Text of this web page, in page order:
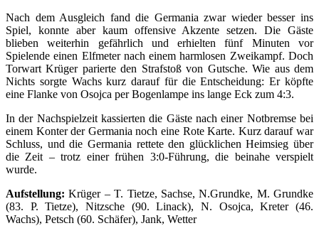
Nach dem Ausgleich fand die Germania zwar wieder besser ins
Spiel, konnte aber kaum offensive Akzente setzen. Die Gäste
blieben weiterhin gefährlich und erhielten fünf Minuten vor
Spielende einen Elfmeter nach einem harmlosen Zweikampf. Doch
Torwart Krüger parierte den Strafstoß von Gutsche. Wie aus dem
Nichts sorgte Wachs kurz darauf für die Entscheidung: Er köpfte
eine Flanke von Osojca per Bogenlampe ins lange Eck zum 4:3.
In der Nachspielzeit kassierten die Gäste nach einer Notbremse bei
einem Konter der Germania noch eine Rote Karte. Kurz darauf war
Schluss, und die Germania rettete den glücklichen Heimsieg über
die Zeit – trotz einer frühen 3:0-Führung, die beinahe verspielt
wurde.
Aufstellung: Krüger – T. Tietze, Sachse, N.Grundke, M. Grundke
(83. P. Tietze), Nitzsche (90. Linack), N. Osojca, Kreter (46.
Wachs), Petsch (60. Schäfer), Jank, Wetter